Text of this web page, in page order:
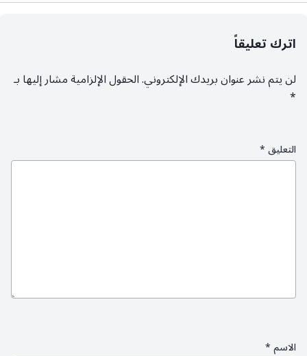
اترك تعليقاً
لن يتم نشر عنوان بريدك الإلكتروني.الحقول الإلزامية مشار إليها بـ
*
التعليق*
الاسم*